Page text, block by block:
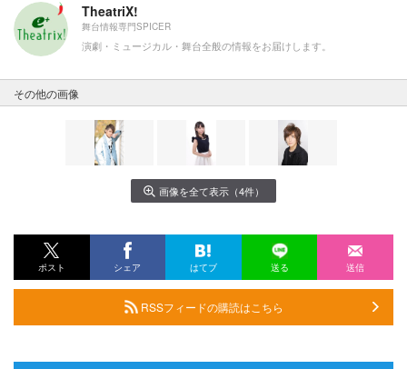
TheatriX!
舞台情報専門SPICER
演劇・ミュージカル・舞台全般の情報をお届けします。
その他の画像
画像を全て表示（4件）
ポスト シェア はてブ 送る 送信
RSSフィードの購読はこちら